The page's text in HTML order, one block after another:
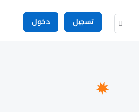
تسجيل دخول